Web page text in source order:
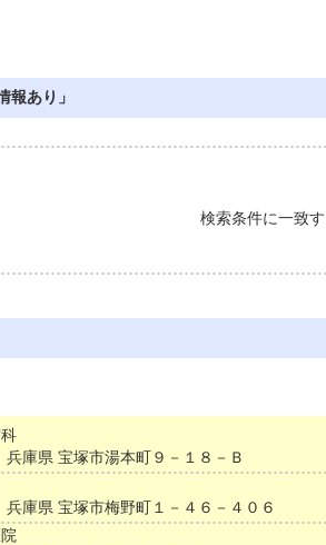
報あり」
検索条件に一致
兵庫県 宝塚市湯本町９－１８－Ｂ
兵庫県 宝塚市梅野町１－４６－４０６